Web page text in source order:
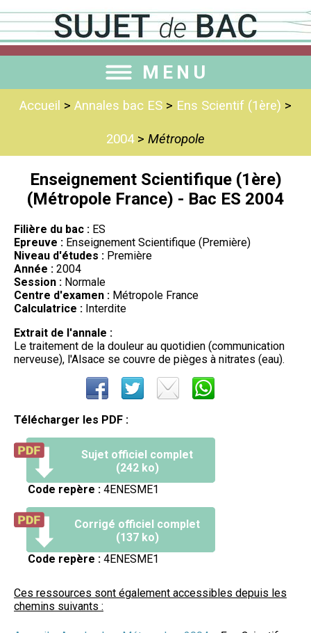
MENU
Accueil > Annales bac ES > Ens Scientif (1ère) >
2004> Métropole
Enseignement Scientifique (1ère)
(Métropole France) - Bac ES 2004
Filière du bac : ES
Epreuve : Enseignement Scientifique (Première)
Niveau d'études : Première
Année : 2004
Session : Normale
Centre d'examen : Métropole France
Calculatrice : Interdite
Extrait de l'annale :
Le traitement de la douleur au quotidien (communication
nerveuse), l'Alsace se couvre de pièges à nitrates (eau).
Télécharger les PDF :
Sujet officiel complet
(242 ko)
Code repère : 4ENESME1
Corrigé officiel complet
(137 ko)
Code repère : 4ENESME1
Ces ressources sont également accessibles depuis les
chemins suivants :